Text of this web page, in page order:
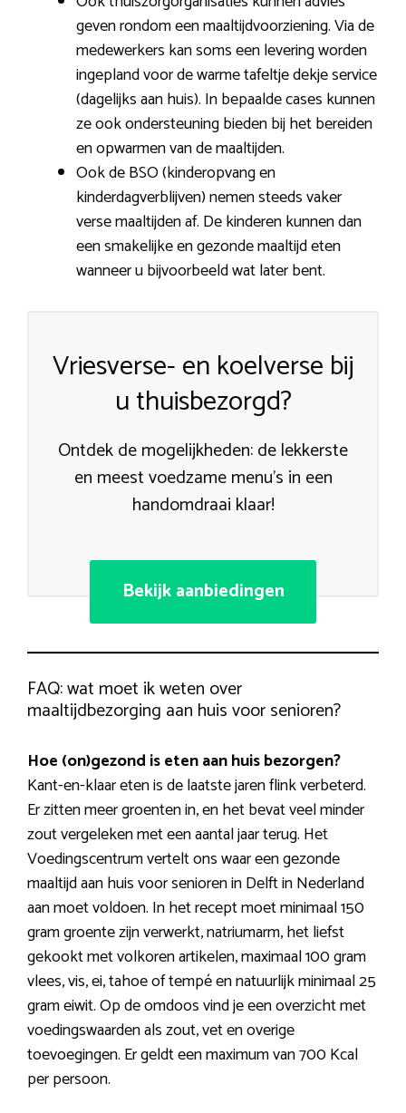
geven rondom een maaltijdvoorziening. Via de
medewerkers kan soms een levering worden
ingepland voor de warme tafeltje dekje service
(dagelijks aan huis). In bepaalde cases kunnen
ze ook ondersteuning bieden bij het bereiden
en opwarmen van de maaltijden.
Ook de BSO (kinderopvang en
kinderdagverblijven) nemen steeds vaker
verse maaltijden af. De kinderen kunnen dan
een smakelijke en gezonde maaltijd eten
wanneer u bijvoorbeeld wat later bent.
Vriesverse- en koelverse bij
u thuisbezorgd?
Ontdek de mogelijkheden: de lekkerste
en meest voedzame menu’s in een
handomdraai klaar!
Bekijk aanbiedingen
FAQ: wat moet ik weten over
maaltijdbezorging aan huis voor senioren?
Hoe (on)gezond is eten aan huis bezorgen?
Kant-en-klaar eten is de laatste jaren flink verbeterd.
Er zitten meer groenten in, en het bevat veel minder
zout vergeleken met een aantal jaar terug. Het
Voedingscentrum vertelt ons waar een gezonde
maaltijd aan huis voor senioren in Delft in Nederland
aan moet voldoen. In het recept moet minimaal 150
gram groente zijn verwerkt, natriumarm, het liefst
gekookt met volkoren artikelen, maximaal 100 gram
vlees, vis, ei, tahoe of tempé en natuurlijk minimaal 25
gram eiwit. Op de omdoos vind je een overzicht met
voedingswaarden als zout, vet en overige
toevoegingen. Er geldt een maximum van 700 Kcal
per persoon.